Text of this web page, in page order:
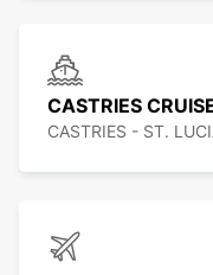
CASTRIES
CASTRIES - ST.